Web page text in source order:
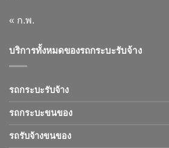
« ก.พ.
บริการทั้งหมดของรถกระบะรับจ้าง
รถกระบะรับจ้าง
รถกระบะขนของ
รถรับจ้างขนของ